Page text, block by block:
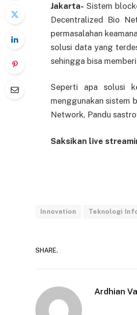
Jakarta- Sistem
Decentralized Bio
permasalahan
solusi data yang
sehingga bisa
Seperti apa solusi
menggunakan sistem
Network, Pandu
Saksikan live
Innovation Teknologi
SHARE.
Ardhian